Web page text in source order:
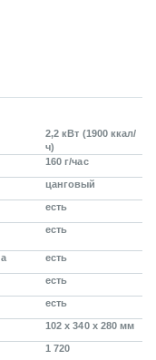
2,2 кВт (1900 ккал/
ч)
160 г/час
цанговый
есть
есть
есть
есть
есть
102 х 340 х 280 мм
1 720